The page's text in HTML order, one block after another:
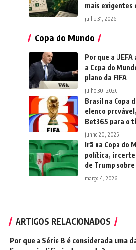
mais exigentes
julho 31, 2026
Copa do Mundo
Por que a
a Copa do
plano da FIFA
julho 30, 2026
Brasil na Copa
elenco
Bet365 para o
junho 20, 2026
Irã na Copa do
política,
de Trump
março 4, 2026
ARTIGOS RELACIONADOS
Por que a Série B é considerada uma